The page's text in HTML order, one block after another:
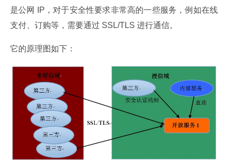
是公网 IP，对于安全性要求非常高的一些服务，例如在线
支付、订购等，需要通过 SSL/TLS 进行通信。
它的原理图如下：